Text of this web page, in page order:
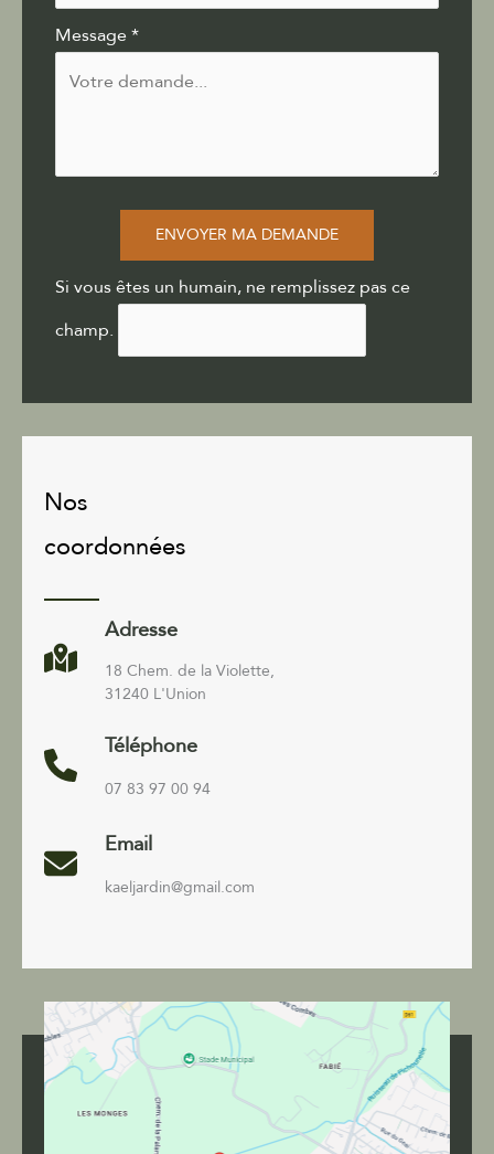
Message*
ENVOYER MA DEMANDE
Si vous êtes un humain, ne remplissez pas ce
champ.
Nos
coordonnées
Adresse
18 Chem. de la Violette,
31240 L'Union
Téléphone
07 83 97 00 94
Email
kaeljardin@gmail.com